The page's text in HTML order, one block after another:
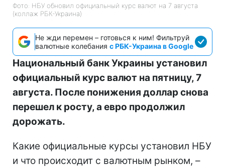
Фото: НБУ обновил официальный курс валют на 7 августа
(коллаж РБК-Украина)
Не жди перемен – готовься к ним! Фильтруй
валютные колебания с РБК-Украина в Google
Национальный банк Украины установил
официальный курс валют на пятницу, 7
августа. После понижения доллар снова
перешел к росту, а евро продолжил
дорожать.
Какие официальные курсы установил НБУ
и что происходит с валютным рынком, –